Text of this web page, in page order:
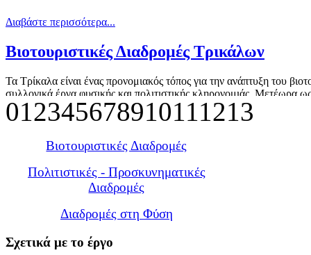
Διαβάστε περισσότερα...
Βιοτουριστικές Διαδρομές Τρικάλων
Τα Τρίκαλα είναι ένας προνομιακός τόπος για την ανάπτυξη του
συλλογικά έργα φυσικής και πολιτιστικής κληρονομιάς. Μετέωρα
πασίγνωστο brand name, που συνδυάζεται με τον ορεινό τουρισμό
Διαβάστε περισσότερα...
Γύρος του Κόζακα
Τρίκαλα. Ο Κόζιακας, είναι το βουνό που διαχωρίζει ανατολικά
012345678910111213
Βιοτουριστικές Διαδρομές
Πολιτιστικές - Προσκυνηματικές
Διαδρομές
Διαδρομές στη Φύση
Σχετικά με το έργο